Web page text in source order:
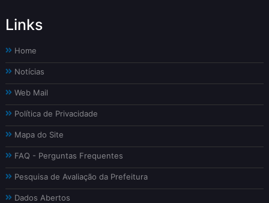
Links
Home
Notícias
Web Mail
Política de Privacidade
Mapa do Site
FAQ - Perguntas Frequentes
Pesquisa de Avaliação da Prefeitura
Dados Abertos